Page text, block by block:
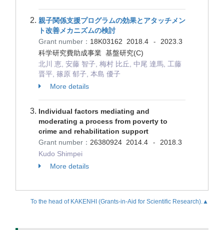
親子関係支援プログラムの効果とアタッチメン
ト改善メカニズムの検討
Grant number： 18K03162 2018.4 -
2023.3
科学研究費助成事業 基盤研究(C)
北川 恵, 安藤 智子, 梅村 比丘, 中尾 達馬, 工藤
晋平, 篠原 郁子, 本島 優子
More details
Individual factors mediating and
moderating a process from poverty to
crime and rehabilitation support
Grant number： 26380924 2014.4 -
2018.3
Kudo Shimpei
More details
To the head of KAKENHI (Grants-in-Aid for Scientific Research).▲